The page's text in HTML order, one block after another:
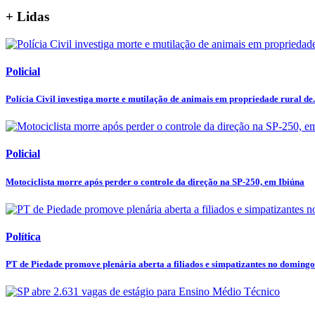
+ Lidas
Policial
Polícia Civil investiga morte e mutilação de animais em propriedade rural
Policial
Motociclista morre após perder o controle da direção na SP-250, em Ibiúna
Política
PT de Piedade promove plenária aberta a filiados e simpatizantes no domingo